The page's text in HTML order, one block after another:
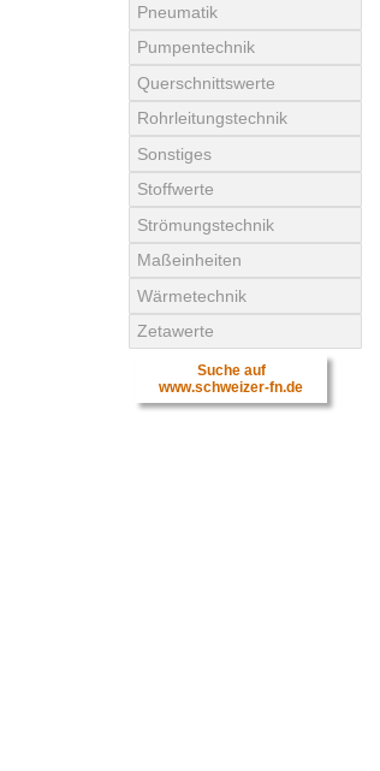
Pneumatik
Pumpentechnik
Querschnittswerte
Rohrleitungstechnik
Sonstiges
Stoffwerte
Strömungstechnik
Maßeinheiten
Wärmetechnik
Zetawerte
Suche auf
www.schweizer-fn.de